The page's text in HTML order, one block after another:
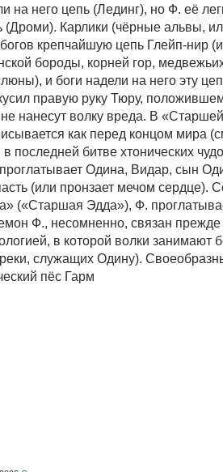
на него цепь (Лединг), но Ф. её
(Дроми). Карлики (чёрные альвы,
крепчайшую цепь Глейп-нир
бороды, корней гор,
и боги надели на него эту
правую руку Тюру,
не нанесут волку вреда. В
как перед концом мира
последней битве хтонических
Одина, Видар, сын
(или пронзает мечом сердце).
(«Старшая Эдда»), Ф.
Ф., несомненно, связан прежде
в которой волки занимают
служащих Одину).
пёс Гарм